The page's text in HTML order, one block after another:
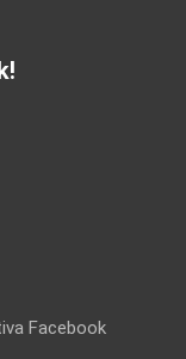
Facebook